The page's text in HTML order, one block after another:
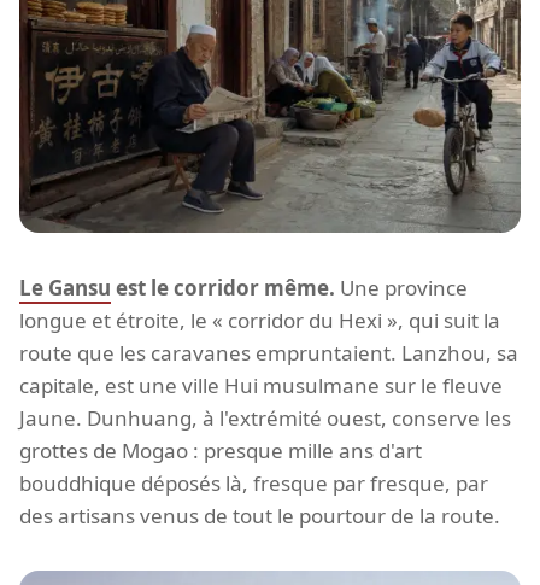
Le Gansu est le corridor même. Une province
longue et étroite, le « corridor du Hexi », qui suit la
route que les caravanes empruntaient. Lanzhou, sa
capitale, est une ville Hui musulmane sur le fleuve
Jaune. Dunhuang, à l'extrémité ouest, conserve les
grottes de Mogao : presque mille ans d'art
bouddhique déposés là, fresque par fresque, par
des artisans venus de tout le pourtour de la route.